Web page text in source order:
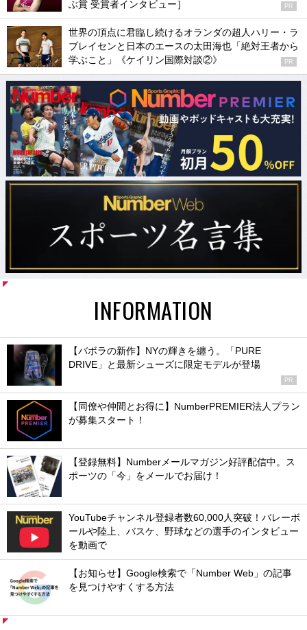
ぶ賞 受賞者インタビュー］
PR
世界の頂点に君臨し続けるオランダの超人ハリー・ラ
ブレイセンと日本のエースの太田海也「絶対王者から
学ぶこと」《ケイリン国際対談②》
PR
INFORMATION
【バボラの新作】NYの輝きを纏う。「PURE
DRIVE」と最新シューズに限定モデルが登場
PR
【同僚や仲間とお得に】NumberPREMIER法人プラン
が募集スタート！
【登録無料】Numberメールマガジン好評配信中。ス
ポーツの「今」をメールでお届け！
YouTubeチャンネル登録者数60,000人突破！バレーボ
ールや陸上、バスケ、野球などの選手のインタビュー
を動画で
【お知らせ】Google検索で「Number Web」の記事
を見つけやすくする方法